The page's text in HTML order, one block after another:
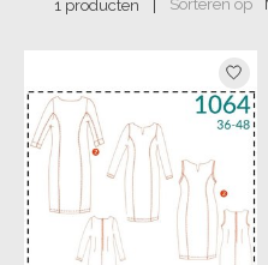
1 producten